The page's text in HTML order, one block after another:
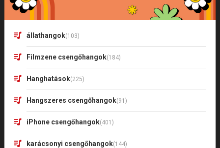
állathangok(103)
Filmzene csengőhangok(184)
Hanghatások(225)
Hangszeres csengőhangok(91)
iPhone csengőhangok(401)
karácsonyi csengőhangok(144)